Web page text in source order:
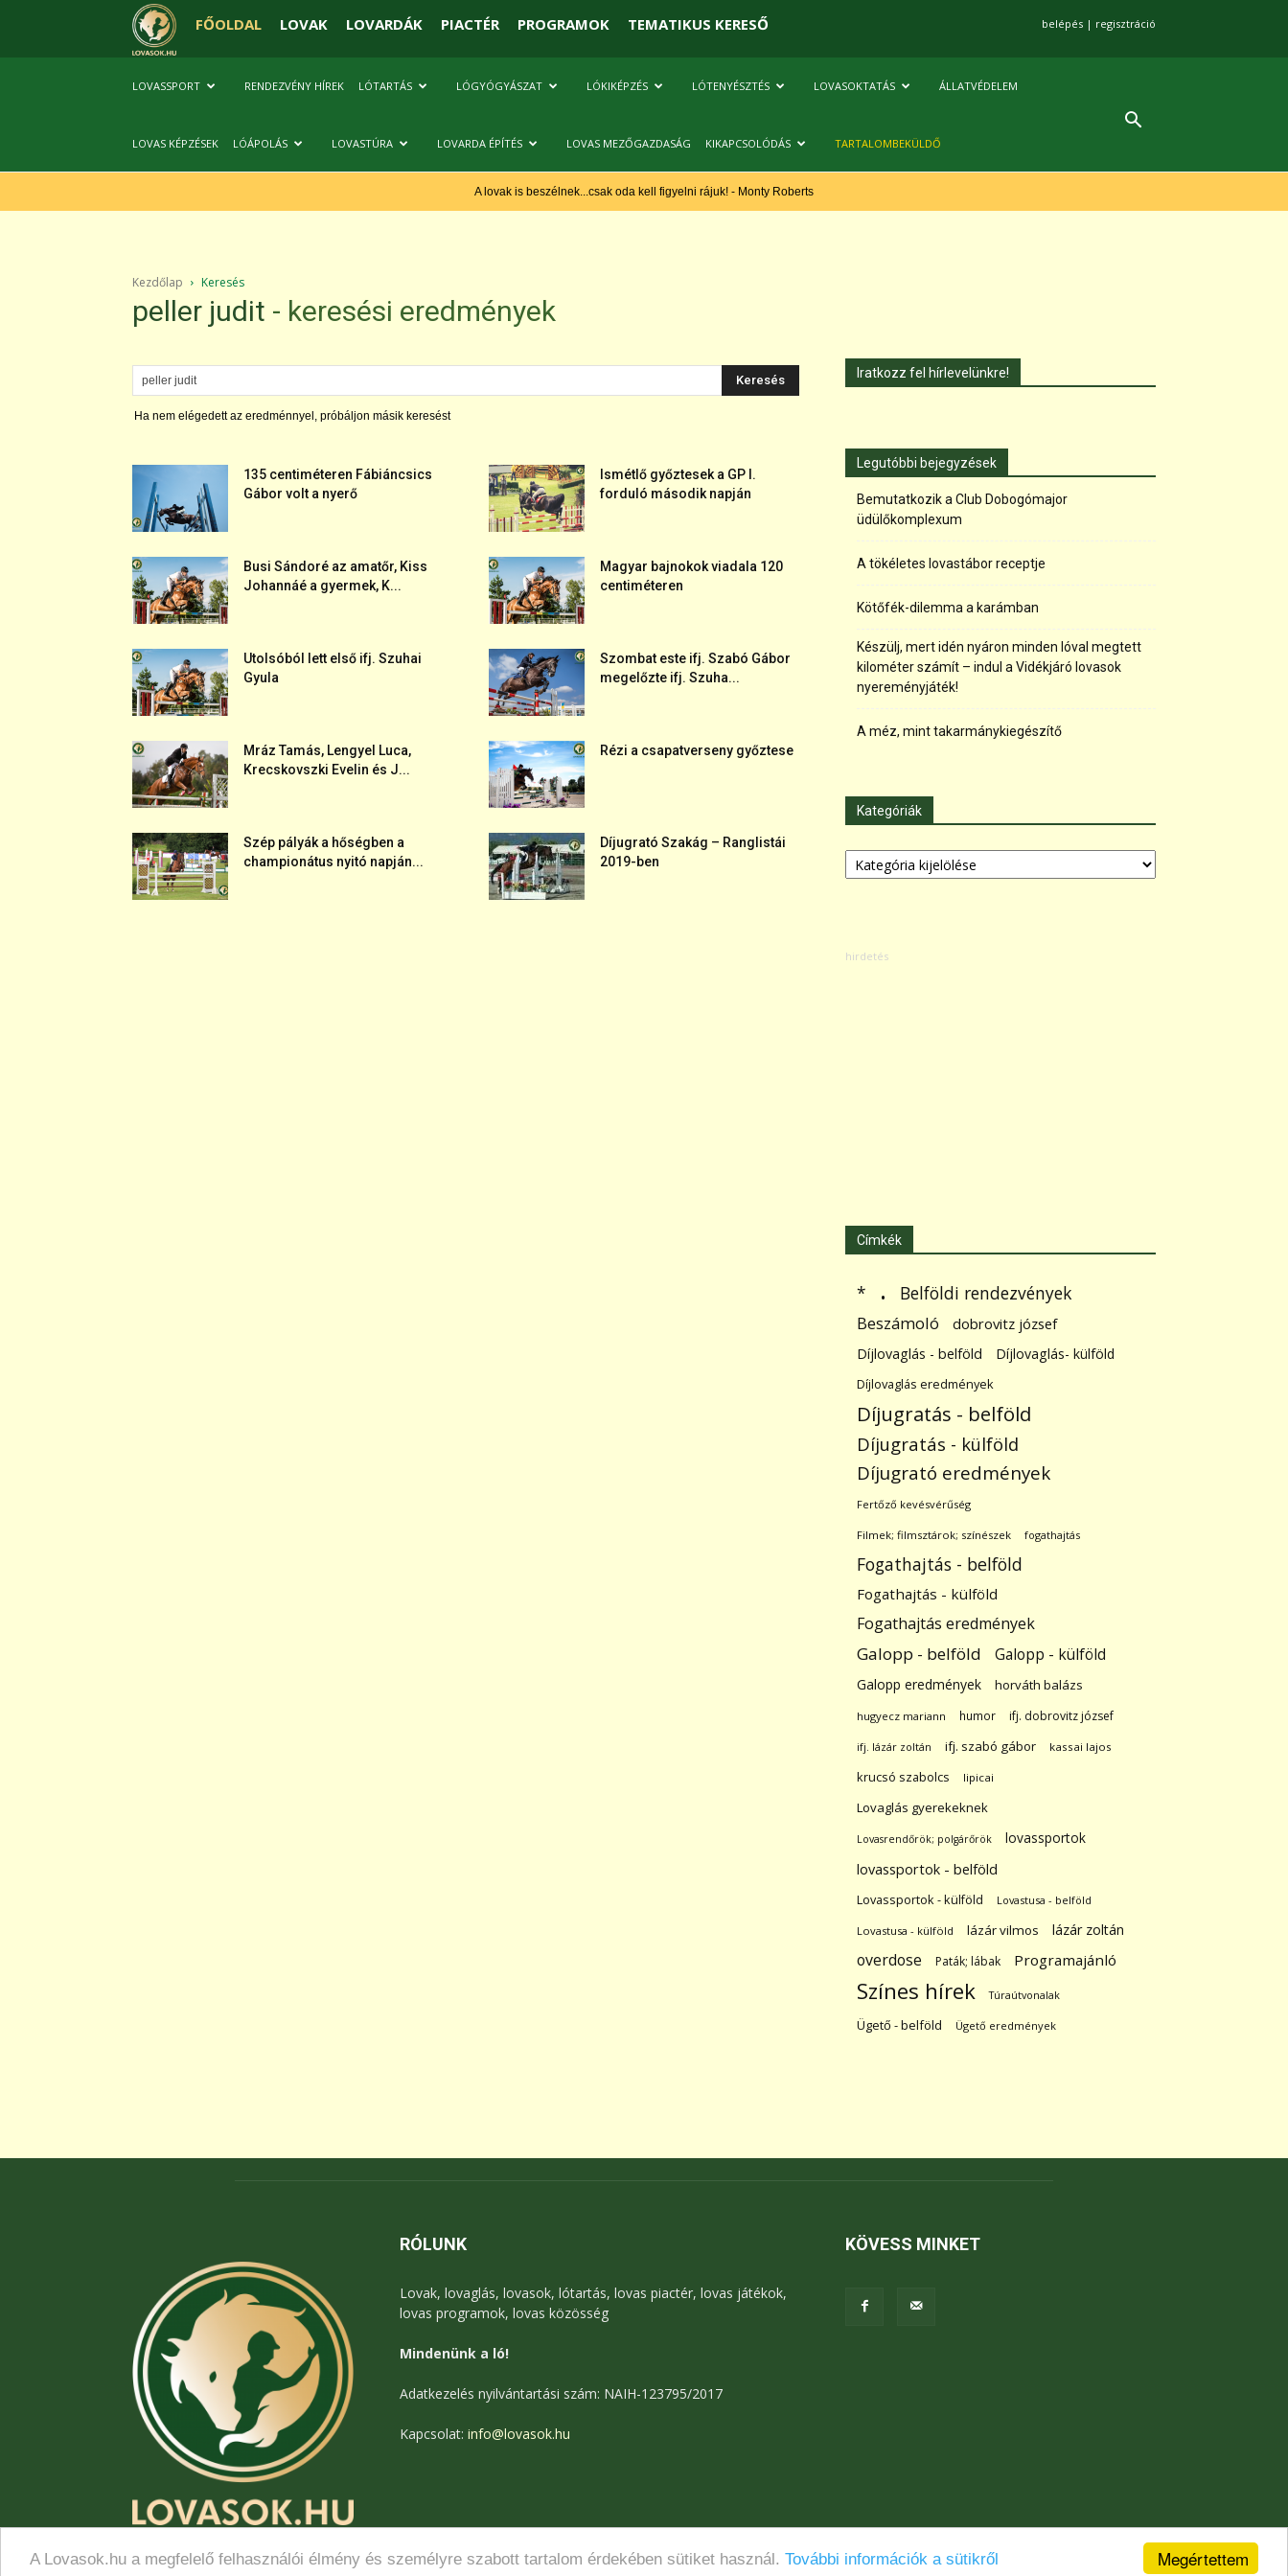
Megértettem
A Lovasok.hu a megfelelő felhasználói élmény és személyre szabott tartalom érdekében sütiket használ. További információk a sütikről
FŐOLDAL LOVAK LOVARDÁK PIACTÉR PROGRAMOK TEMATIKUS KERESŐ belépés | regisztráció
LOVASSPORT RENDEZVÉNY HÍREK LÓTARTÁS LÓGYÓGYÁSZAT LÓKIKÉPZÉS LÓTENYÉSZTÉS LOVASOKTATÁS ÁLLATVÉDELEM
LOVAS KÉPZÉSEK LÓÁPOLÁS LOVASTÚRA LOVARDA ÉPÍTÉS LOVAS MEZŐGAZDASÁG KIKAPCSOLÓDÁS TARTALOMBEKÜLDŐ
A lovak is beszélnek...csak oda kell figyelni rájuk! - Monty Roberts
Kezdőlap Keresés
peller judit - keresési eredmények
Ha nem elégedett az eredménnyel, próbáljon másik keresést
135 centiméteren Fábiáncsics
Gábor volt a nyerő
Ismétlő győztesek a GP I.
forduló második napján
Busi Sándoré az amatőr, Kiss
Johannáé a gyermek, K...
Magyar bajnokok viadala 120
centiméteren
Utolsóból lett első ifj. Szuhai
Gyula
Szombat este ifj. Szabó Gábor
megelőzte ifj. Szuha...
Mráz Tamás, Lengyel Luca,
Krecskovszki Evelin és J...
Rézi a csapatverseny győztese
Szép pályák a hőségben a
championátus nyitó napján...
Díjugrató Szakág – Ranglistái
2019-ben
Iratkozz fel hírlevelünkre!
Legutóbbi bejegyzések
Bemutatkozik a Club Dobogómajor
üdülőkomplexum
A tökéletes lovastábor receptje
Kötőfék-dilemma a karámban
Készülj, mert idén nyáron minden lóval megtett
kilométer számít – indul a Vidékjáró lovasok
nyereményjáték!
A méz, mint takarmánykiegészítő
Kategóriák
Kategóriák
Címkék
* . Belföldi rendezvények
Beszámoló dobrovitz józsef
Díjlovaglás - belföld Díjlovaglás- külföld
Díjlovaglás eredmények
Díjugratás - belföld
Díjugratás - külföld
Díjugrató eredmények
Fertőző kevésvérűség
Filmek; filmsztárok; színészek fogathajtás
Fogathajtás - belföld
Fogathajtás - külföld
Fogathajtás eredmények
Galopp - belföld Galopp - külföld
Galopp eredmények horváth balázs
hugyecz mariann humor ifj. dobrovitz józsef
ifj. lázár zoltán ifj. szabó gábor kassai lajos
krucsó szabolcs lipicai
Lovaglás gyerekeknek
Lovasrendőrök; polgárőrök
lovassportok
lovassportok - belföld
Lovassportok - külföld Lovastusa - belföld
Lovastusa - külföld lázár vilmos lázár zoltán
overdose Paták; lábak Programajánló
Színes hírek Túraútvonalak
Ügető - belföld Ügető eredmények
RÓLUNK
Lovak, lovaglás, lovasok, lótartás, lovas piactér, lovas játékok,
lovas programok, lovas közösség
Mindenünk a ló!
Adatkezelés nyilvántartási szám: NAIH-123795/2017
Kapcsolat: info@lovasok.hu
KÖVESS MINKET
Médiaajánlat Adatkezelési tájékoztató Jogi nyilatkozat Kapcsolat
© Lovasok.hu